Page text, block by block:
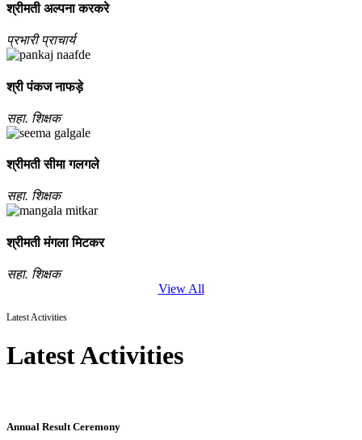
श्रीमती अल्‍पना करकरे
प्रभारी प्राचार्य
श्री पंकज नाफड़े
सहा. शिक्षक
श्रीमती सीमा गलगले
सहा. शिक्षक
श्रीमती मंगला मिटकर
सहा. शिक्षक
View All
Latest Activities
Latest Activities
Annual Result Ceremony